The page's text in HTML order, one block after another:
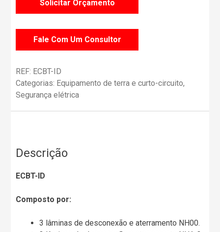
Solicitar Orçamento
Fale Com Um Consultor
REF: ECBT-ID
Categorias: Equipamento de terra e curto-circuito,
Segurança elétrica
Descrição
ECBT-ID
Composto por:
3 lâminas de desconexão e aterramento NH00.